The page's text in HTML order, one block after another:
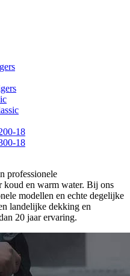
18
18
professionele
koud en warm water. Bij ons
modellen en echte degelijke
landelijke dekking en
20 jaar ervaring.